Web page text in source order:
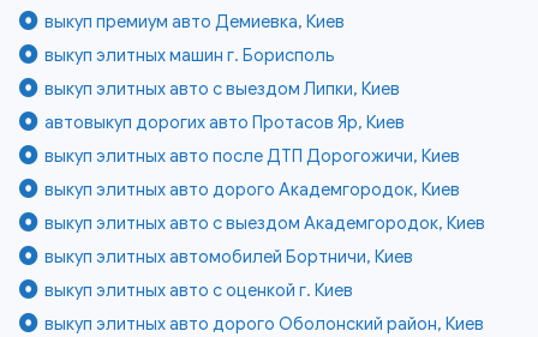
выкуп премиум авто Демиевка, Киев
выкуп элитных машин г. Борисполь
выкуп элитных авто с выездом Липки, Киев
автовыкуп дорогих авто Протасов Яр, Киев
выкуп элитных авто после ДТП Дорогожичи, Киев
выкуп элитных авто дорого Академгородок, Киев
выкуп элитных авто с выездом Академгородок, Киев
выкуп элитных автомобилей Бортничи, Киев
выкуп элитных авто с оценкой г. Киев
выкуп элитных авто дорого Оболонский район, Киев